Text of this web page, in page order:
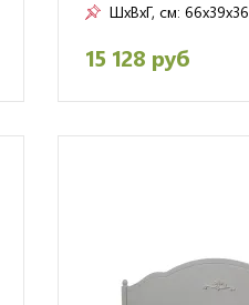
ШxВxГ, см: 66x39x36
15 128 руб